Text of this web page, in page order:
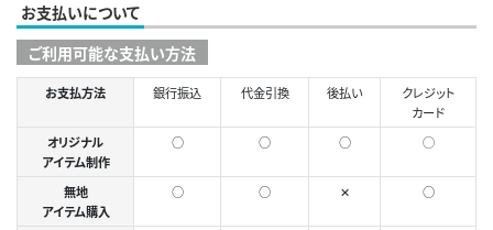
お支払いについて
ご利用可能な支払い方法
お支払方法 銀行振込 代金引換 後払い
クレジット
カード
オリジナル
アイテム制作
○ ○ ○ ◯
無地
アイテム購入
○ ○ ✕ ○